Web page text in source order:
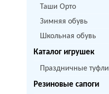
Таши Орто
Зимняя обувь
Школьная обувь
Каталог игрушек
Праздничные туфли
Резиновые сапоги